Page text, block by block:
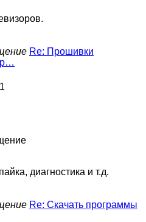
Re: Прошивки
диагностика и т.д.
Re: Скачать программы